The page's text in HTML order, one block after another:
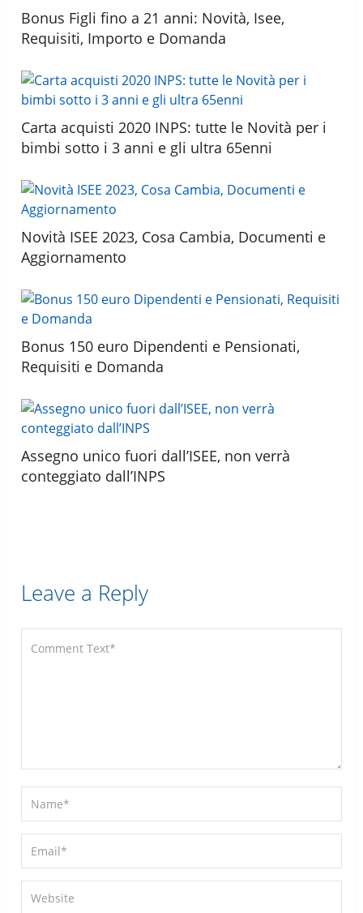
Bonus Figli fino a 21 anni: Novità, Isee,
Requisiti, Importo e Domanda
Carta acquisti 2020 INPS: tutte le Novità per i
bimbi sotto i 3 anni e gli ultra 65enni
Novità ISEE 2023, Cosa Cambia, Documenti e
Aggiornamento
Bonus 150 euro Dipendenti e Pensionati,
Requisiti e Domanda
Assegno unico fuori dall’ISEE, non verrà
conteggiato dall’INPS
Leave a Reply